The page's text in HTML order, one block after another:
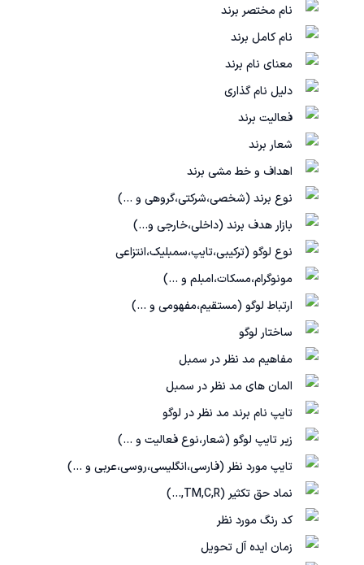
نام مختصر برند
نام کامل برند
معنای نام برند
دلیل نام گذاری
فعالیت برند
شعار برند
اهداف و خط مشی برند
نوع برند (شخصی،شرکتی،گروهی و ...)
بازار هدف برند (داخلی،خارجی و...)
نوع لوگو (ترکیبی،تایپ،سمبلیک،انتزاعی
مونوگرام،مسکات،امبلم و ...)
ارتباط لوگو (مستقیم،مفهومی و ...)
ساختار لوگو
مفاهیم مد نظر در سمبل
المان های مد نظر در سمبل
تایپ نام برند مد نظر در لوگو
زیر تایپ لوگو (شعار،نوع فعالیت و ...)
تایپ مورد نظر (فارسی،انگلیسی،روسی،عربی و ...)
نماد حق تکثیر (TM,C,R,…)
کد رنگ مورد نظر
زمان ایده آل تحویل